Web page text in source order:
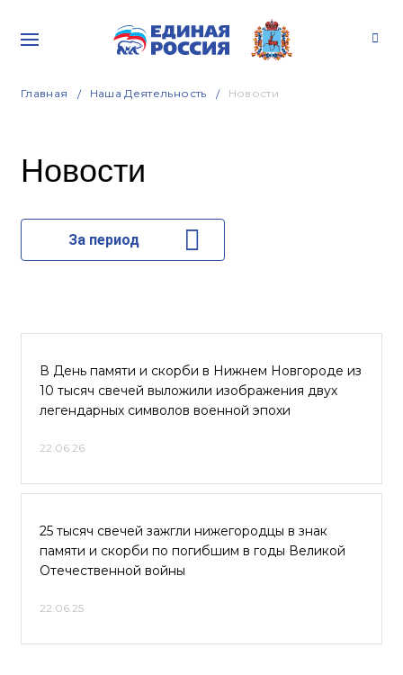
Главная Наша Деятельность Новости
Новости
За период
В День памяти и скорби в Нижнем Новгороде из
10 тысяч свечей выложили изображения двух
легендарных символов военной эпохи
22.06.26
25 тысяч свечей зажгли нижегородцы в знак
памяти и скорби по погибшим в годы Великой
Отечественной войны
22.06.25